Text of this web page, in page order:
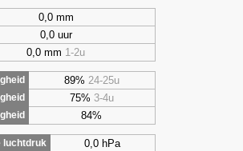
0,0 mm
0,0 uur
0,0 mm 1-2u
89% 24-25u
75% 3-4u
84%
luchtdruk
0,0 hPa